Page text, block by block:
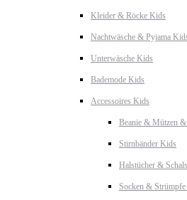
Kleider & Röcke Kids
Nachtwäsche & Pyjama
Unterwäsche Kids
Bademode Kids
Accessoires Kids
Beanie & Mützen
Stirnbänder Kids
Halstücher &
Socken &